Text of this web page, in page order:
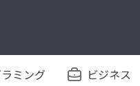
ミング ビジネス